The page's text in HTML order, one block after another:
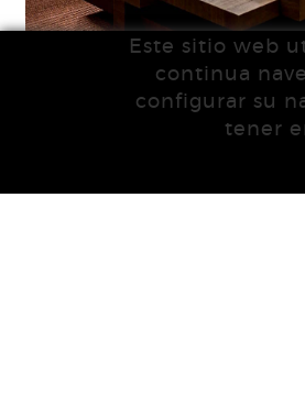
Este sitio web
continua
configurar su
tener